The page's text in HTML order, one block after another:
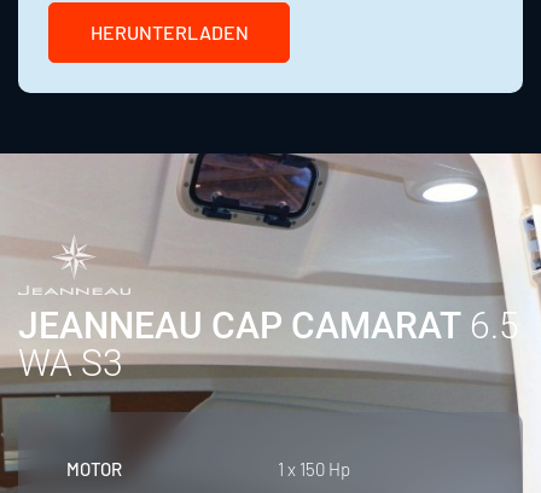
HERUNTERLADEN
JEANNEAU CAP CAMARAT 6.5
WA S3
MOTOR 1 x 150 Hp